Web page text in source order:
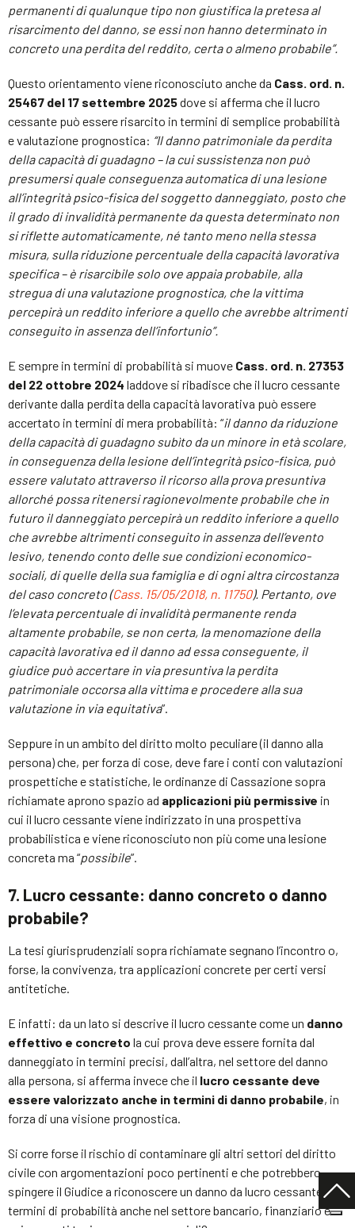
permanenti di qualunque tipo non giustifica la pretesa al
risarcimento del danno, se essi non hanno determinato in
concreto una perdita del reddito, certa o almeno probabile”.
Questo orientamento viene riconosciuto anche da Cass. ord. n.
25467 del 17 settembre 2025dove si afferma che il lucro
cessante può essere risarcito in termini di semplice probabilità
e valutazione prognostica: “Il danno patrimoniale da perdita
della capacità di guadagno – la cui sussistenza non può
presumersi quale conseguenza automatica di una lesione
all’integrità psico-fisica del soggetto danneggiato, posto che
il grado di invalidità permanente da questa determinato non
si riflette automaticamente, né tanto meno nella stessa
misura, sulla riduzione percentuale della capacità lavorativa
specifica – è risarcibile solo ove appaia probabile, alla
stregua di una valutazione prognostica, che la vittima
percepirà un reddito inferiore a quello che avrebbe altrimenti
conseguito in assenza dell’infortunio”.
E sempre in termini di probabilità si muove Cass. ord. n. 27353
del 22 ottobre 2024 laddove si ribadisce che il lucro cessante
derivante dalla perdita della capacità lavorativa può essere
accertato in termini di mera probabilità: “il danno da riduzione
della capacità di guadagno subìto da un minore in età scolare,
in conseguenza della lesione dell’integrità psico-fisica, può
essere valutato attraverso il ricorso alla prova presuntiva
allorché possa ritenersi ragionevolmente probabile che in
futuro il danneggiato percepirà un reddito inferiore a quello
che avrebbe altrimenti conseguito in assenza dell’evento
lesivo, tenendo conto delle sue condizioni economico-
sociali, di quelle della sua famiglia e di ogni altra circostanza
del caso concreto (Cass. 15/05/2018, n. 11750). Pertanto, ove
l’elevata percentuale di invalidità permanente renda
altamente probabile, se non certa, la menomazione della
capacità lavorativa ed il danno ad essa conseguente, il
giudice può accertare in via presuntiva la perdita
patrimoniale occorsa alla vittima e procedere alla sua
valutazione in via equitativa”.
Seppure in un ambito del diritto molto peculiare (il danno alla
persona) che, per forza di cose, deve fare i conti con valutazioni
prospettiche e statistiche, le ordinanze di Cassazione sopra
richiamate aprono spazio ad applicazioni più permissive in
cui il lucro cessante viene indirizzato in una prospettiva
probabilistica e viene riconosciuto non più come una lesione
concreta ma “possibile”.
7. Lucro cessante: danno concreto o danno
probabile?
La tesi giurisprudenziali sopra richiamate segnano l’incontro o,
forse, la convivenza, tra applicazioni concrete per certi versi
antitetiche.
E infatti: da un lato si descrive il lucro cessante come un danno
effettivo e concreto la cui prova deve essere fornita dal
danneggiato in termini precisi, dall’altra, nel settore del danno
alla persona, si afferma invece che il lucro cessante deve
essere valorizzato anche in termini di danno probabile, in
forza di una visione prognostica.
Si corre forse il rischio di contaminare gli altri settori del diritto
civile con argomentazioni poco pertinenti e che potrebbero
spingere il Giudice a riconoscere un danno da lucro cessante in
termini di probabilità anche nel settore bancario, finanziario e